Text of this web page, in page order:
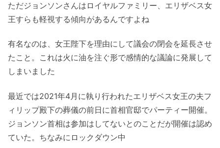
ただジョンソンさんはロイヤルファミリー、エリザベス女
王すらも軽視する傾向があるんですよね
有名なのは、女王陛下を理由にして議会の閉会を延長させ
たこと。これは火に油を注ぐ形で感情的な議論に発展して
しまいました
最近では2021年4月に執り行われたエリザベス女王の夫フ
ィリップ殿下の葬儀の前日に首相官邸でパーティー開催。
ジョンソン首相は参加はしてないとのことだが開催は認め
ていた。ちなみにロックダウン中